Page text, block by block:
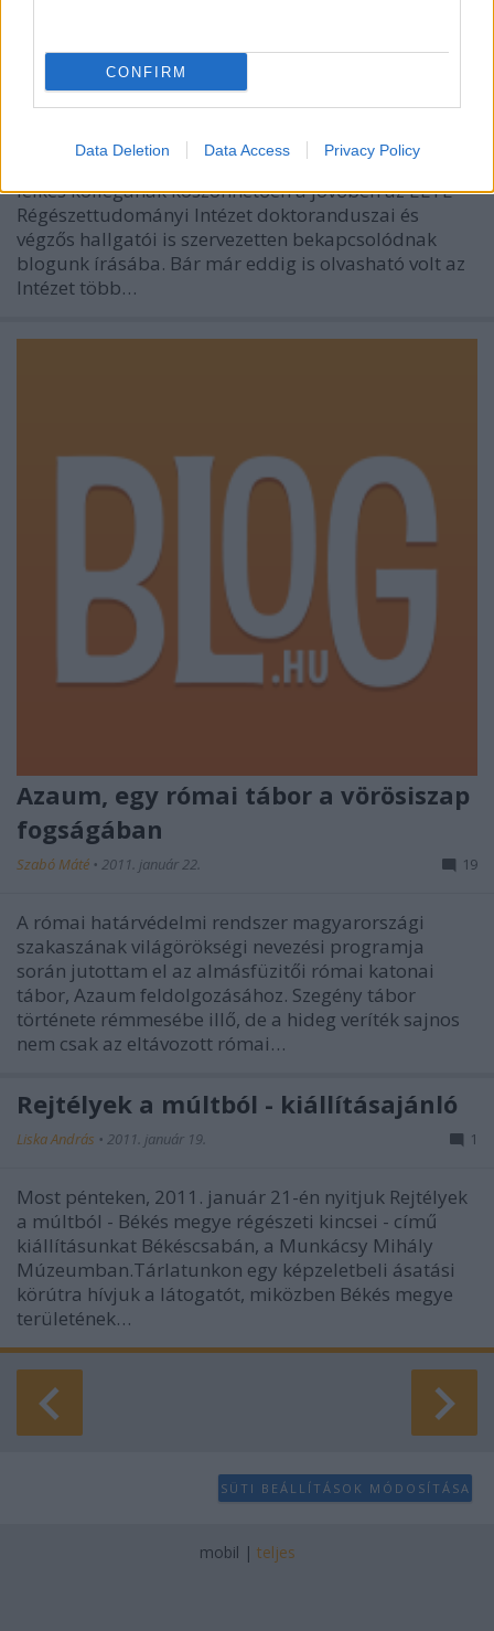
CONFIRM
Data Deletion Data Access Privacy Policy
szolgálati közlemény
Sírásók naplója•2011. február 03.
Nagy örömünkre szolgál, hogy úgy tűnik néhány
lelkes kollégának köszönhetően a jövőben az ELTE
Régészettudományi Intézet doktoranduszai és
végzős hallgatói is szervezetten bekapcsolódnak
blogunk írásába. Bár már eddig is olvasható volt az
Intézet több…
Azaum, egy római tábor a vörösiszap
fogságában
Szabó Máté • 2011. január 22. 19
A római határvédelmi rendszer magyarországi
szakaszának világörökségi nevezési programja
során jutottam el az almásfüzitői római katonai
tábor, Azaum feldolgozásához. Szegény tábor
története rémmesébe illő, de a hideg veríték sajnos
nem csak az eltávozott római…
Rejtélyek a múltból - kiállításajánló
Liska András • 2011. január 19. 1
Most pénteken, 2011. január 21-én nyitjuk Rejtélyek
a múltból - Békés megye régészeti kincsei - című
kiállításunkat Békéscsabán, a Munkácsy Mihály
Múzeumban.Tárlatunkon egy képzeletbeli ásatási
körútra hívjuk a látogatót, miközben Békés megye
területének…
SÜTI BEÁLLÍTÁSOK MÓDOSÍTÁSA
mobil | teljes